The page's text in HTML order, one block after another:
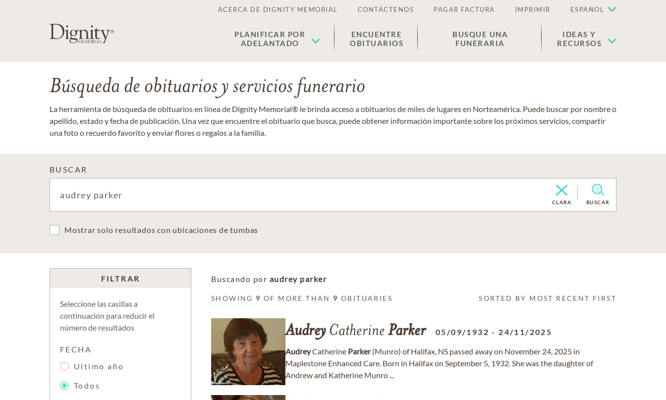
ACERCA DE DIGNITY MEMORIAL CONTÁCTENOS PAGAR FACTURA IMPRIMIR ESPAÑOL
PLANIFICAR POR
ADELANTADO
ENCUENTRE
OBITUARIOS
BUSQUE UNA
FUNERARIA
IDEAS Y
RECURSOS
Búsqueda de obituarios y servicios funerario
La herramienta de búsqueda de obituarios en línea de Dignity Memorial® le brinda acceso a obituarios de miles de lugares en Norteamérica. Puede buscar por nombre o
apellido, estado y fecha de publicación. Una vez que encuentre el obituario que busca, puede obtener información importante sobre los próximos servicios, compartir
una foto o recuerdo favorito y enviar flores o regalos a la familia.
BUSCAR
CLARA BUSCAR
Mostrar solo resultados con ubicaciones de tumbas
FILTRAR
Seleccione las casillas a
continuación para reducir el
número de resultados
FECHA
Ultimo año
Todos
Buscando por audrey parker
SHOWING 9 OF MORE THAN 9 OBITUARIES SORTED BY MOST RECENT FIRST
AudreyCatherine Parker 05/09/1932 - 24/11/2025
AudreyCatherine Parker(Munro) of Halifax, NS passed away on November 24, 2025 in
Maplestone Enhanced Care. Born in Halifax on September 5, 1932. She was the daughter of
Andrew and Katherine Munro ...